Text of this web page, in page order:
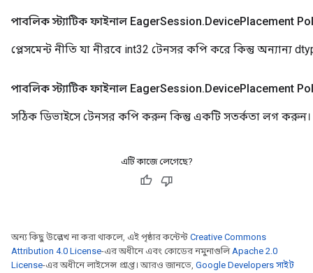
পাবলিক স্ট্যাটিক ফাইনাল EagerSession.DevicePlacement
প্লেসমেন্ট নীতি যা নীরবে int32 টেনসর কপি করে কিন্তু অন্যান্য
পাবলিক স্ট্যাটিক ফাইনাল EagerSession.DevicePlacement
সঠিক ডিভাইসে টেনসর কপি করুন কিন্তু একটি সতর্কতা লগ করুন।
এটি কাজে লেগেছে?
অন্য কিছু উল্লেখ না করা থাকলে, এই পৃষ্ঠার কন্টেন্ট Creative Commons
Attribution 4.0 License-এর অধীনে এবং কোডের নমুনাগুলিApache 2.0
License-এর অধীনে লাইসেন্স প্রাপ্ত। আরও জানতে, Google Developers সাইট